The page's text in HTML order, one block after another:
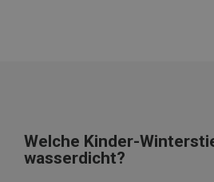
Welche Kinder-
wasserdicht?